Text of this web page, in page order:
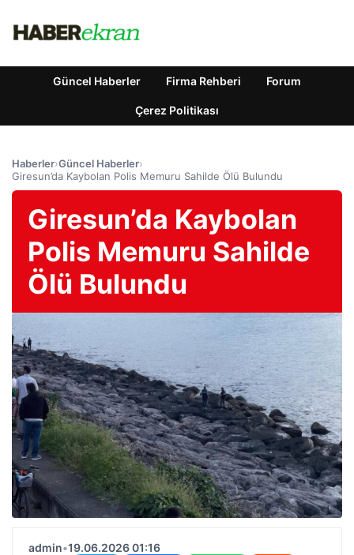
Güncel Haberler Firma Rehberi Forum
Çerez Politikası
Haberler›Güncel Haberler›
Giresun’da Kaybolan Polis Memuru Sahilde Ölü Bulundu
Giresun’da Kaybolan
Polis Memuru Sahilde
Ölü Bulundu
admin•19.06.2026 01:16